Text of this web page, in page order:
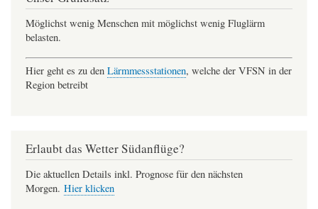
Möglichst wenig Menschen mit möglichst wenig Fluglärm
belasten.
Hier geht es zu den Lärmmessstationen, welche der VFSN in der
Region betreibt
Erlaubt das Wetter Südanflüge?
Die aktuellen Details inkl. Prognose für den nächsten
Morgen. Hier klicken